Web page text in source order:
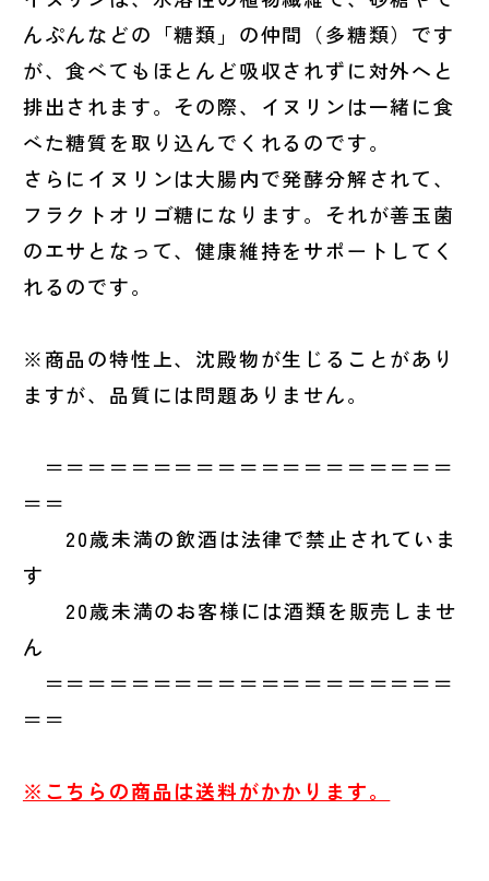
んぷんなどの「糖類」の仲間（多糖類）です
が、食べてもほとんど吸収されずに対外へと
排出されます。その際、イヌリンは一緒に食
べた糖質を取り込んでくれるのです。
さらにイヌリンは大腸内で発酵分解されて、
フラクトオリゴ糖になります。それが善玉菌
のエサとなって、健康維持をサポートしてく
れるのです。
※商品の特性上、沈殿物が生じることがあり
ますが、品質には問題ありません。
＝＝＝＝＝＝＝＝＝＝＝＝＝＝＝＝＝＝＝
＝＝
20歳未満の飲酒は法律で禁止されていま
す
20歳未満のお客様には酒類を販売しませ
ん
＝＝＝＝＝＝＝＝＝＝＝＝＝＝＝＝＝＝＝
＝＝
※こちらの商品は送料がかかります。